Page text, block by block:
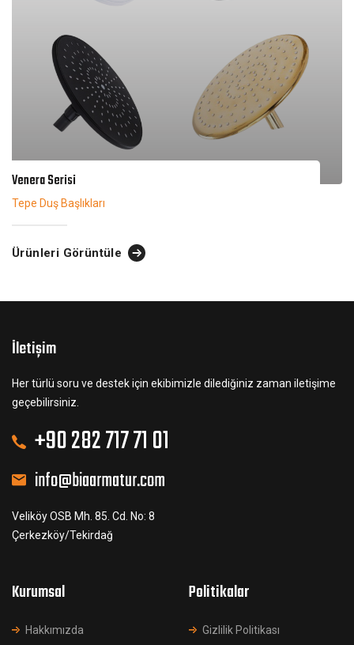
Venera Serisi
Tepe Duş Başlıkları
Ürünleri Görüntüle
İletişim
Her türlü soru ve destek için ekibimizle dilediğiniz zaman iletişime
geçebilirsiniz.
+90 282 717 71 01
info@biaarmatur.com
Veliköy OSB Mh. 85. Cd. No: 8
Çerkezköy/Tekirdağ
Kurumsal
Hakkımızda
Politikalar
Gizlilik Politikası